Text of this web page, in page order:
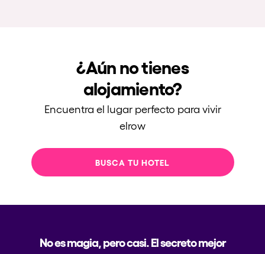
¿Aún no tienes
alojamiento?
Encuentra el lugar perfecto para vivir
elrow
BUSCA TU HOTEL
No es magia, pero casi. El secreto mejor